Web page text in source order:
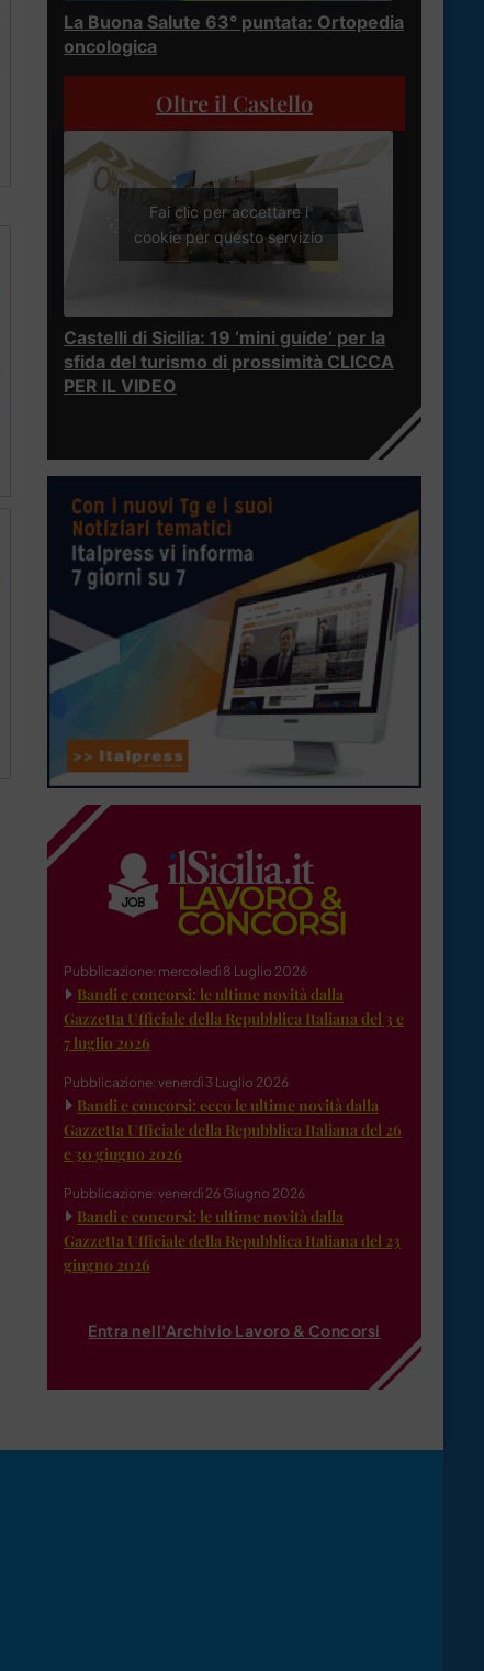
La Buona Salute 63° puntata: Ortopedia
oncologica
Oltre il Castello
Fai clic per accettare i
cookie per questo servizio
Castelli di Sicilia: 19 ‘mini guide’ per la
sfida del turismo di prossimità CLICCA
PER IL VIDEO
Pubblicazione: mercoledì 8 Luglio 2026
Bandi e concorsi: le ultime novità dalla
Gazzetta Ufficiale della Repubblica Italiana del 3 e
7 luglio 2026
Pubblicazione: venerdì 3 Luglio 2026
Bandi e concorsi: ecco le ultime novità dalla
Gazzetta Ufficiale della Repubblica Italiana del 26
e 30 giugno 2026
Pubblicazione: venerdì 26 Giugno 2026
Bandi e concorsi: le ultime novità dalla
Gazzetta Ufficiale della Repubblica Italiana del 23
giugno 2026
Entra nell'Archivio Lavoro & Concorsi